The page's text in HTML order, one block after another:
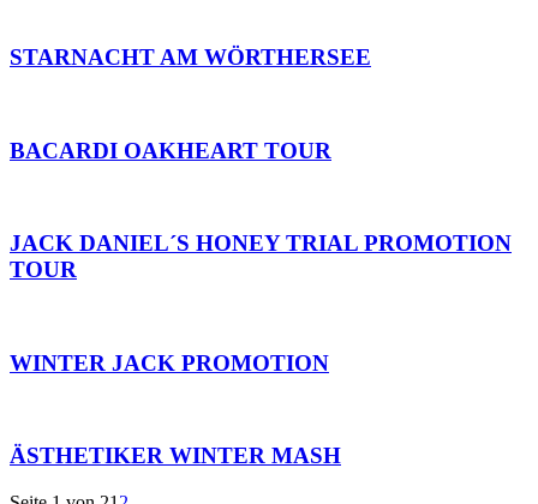
STARNACHT AM WÖRTHERSEE
BACARDI OAKHEART TOUR
JACK DANIEL´S HONEY TRIAL PROMOTION
TOUR
WINTER JACK PROMOTION
ÄSTHETIKER WINTER MASH